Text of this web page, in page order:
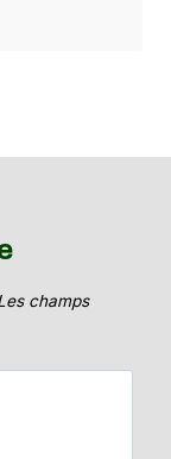
champs